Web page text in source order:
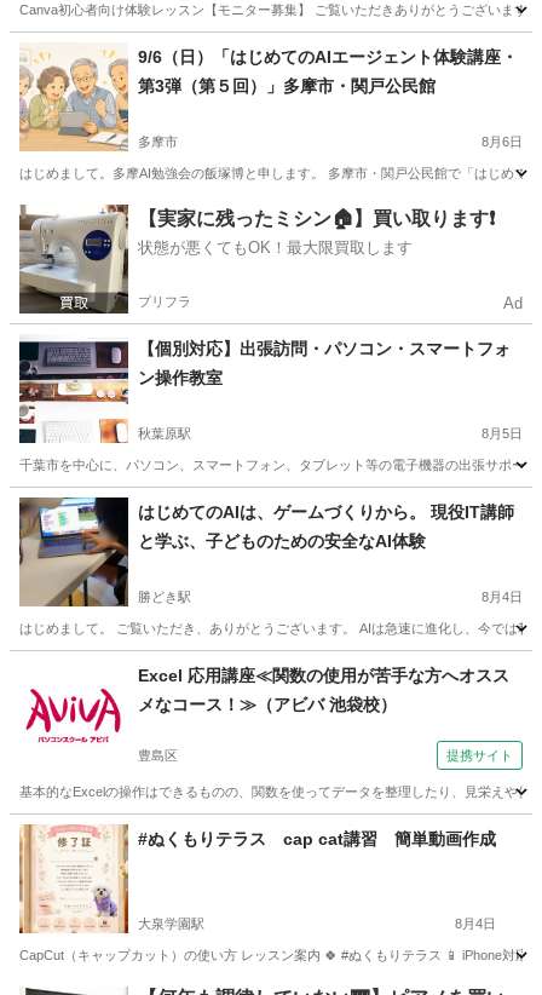
Canva初心者向け体験レッスン【モニター募集】 ご覧いただきありがとうございます
東京 江東区 門前仲町駅 Webデザイナー Canva
9/6（日）「はじめてのAIエージェント体験講座・
第3弾（第５回）」多摩市・関戸公民館
多摩市 8月6日
はじめまして。多摩AI勉強会の飯塚博と申します。 多摩市・関戸公民館で「はじめ
多摩市 その他 公民館
【実家に残ったミシン🏠】買い取ります❗️
状態が悪くてもOK！最大限買取します
プリフラ Ad
【個別対応】出張訪問・パソコン・スマートフォ
ン操作教室
秋葉原駅 8月5日
千葉市を中心に、パソコン、スマートフォン、タブレット等の電子機器の出張サポー
東京 千代田区 秋葉原駅 Windows総合 千葉 千葉市
Windows総合 タブレット
はじめてのAIは、ゲームづくりから。 現役IT講師
と学ぶ、子どものための安全なAI体験
勝どき駅 8月4日
はじめまして。 ご覧いただき、ありがとうございます。 AIは急速に進化し、今では
勝どき駅 パソコン 子ども
Excel 応用講座≪関数の使用が苦手な方へオスス
メなコース！≫（アビバ 池袋校）
豊島区 提携サイト
基本的なExcelの操作はできるものの、関数を使ってデータを整理したり、見栄えや
東京 豊島区 エクセル
#ぬくもりテラス cap cat講習 簡単動画作成
大泉学園駅 8月4日
CapCut（キャップカット）の使い方 レッスン案内 🍀 #ぬくもりテラス 📱 iPhone対